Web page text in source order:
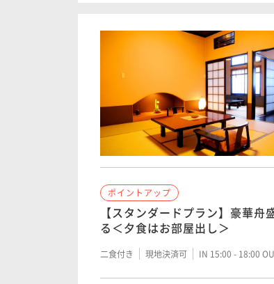
ポイントアップ
【料理ランクUP】伊勢海老の
造り付＞
二食付き 現地決済可 IN 15:00 - 18:00
ポイントアップ
誕生日や結婚記念日など、いつ
スパークリングワイン付き記念
二食付き 現地決済可 IN 15:00 - 18:00
ポイントアップ
【スタンダードプラン】豪華
る＜夕食はお部屋出し＞
二食付き 現地決済可 IN 15:00 - 18:00